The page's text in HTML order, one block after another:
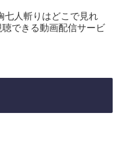
七人斬りはどこで見れ
聴できる動画配信サービ